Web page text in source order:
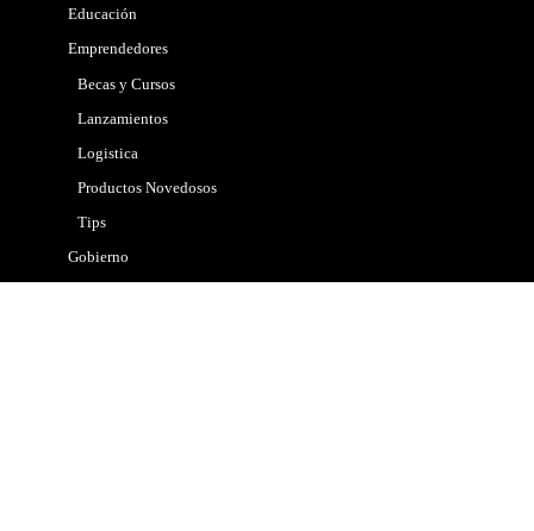
Educación
Emprendedores
Becas y Cursos
Lanzamientos
Logistica
Productos Novedosos
Tips
Gobierno